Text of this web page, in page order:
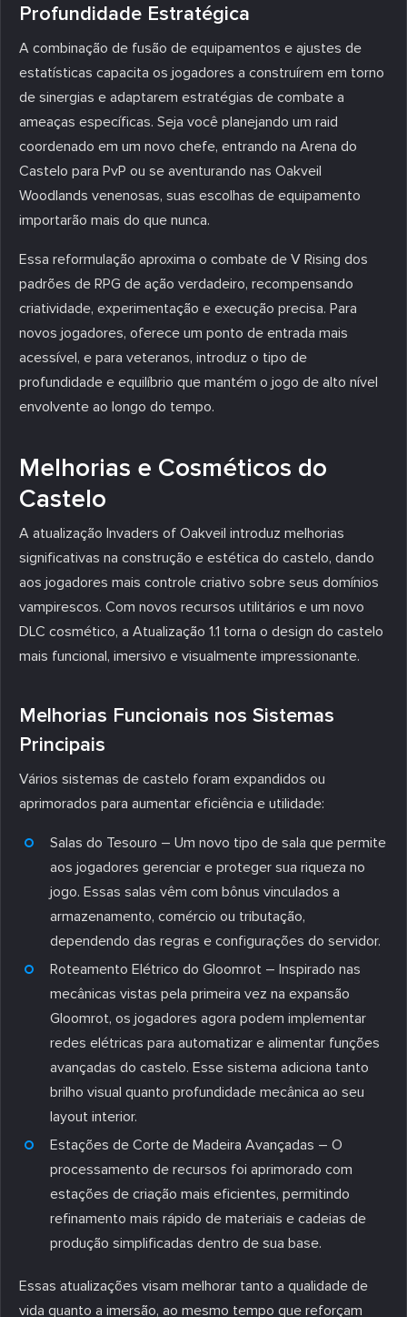
Profundidade Estratégica
A combinação de fusão de equipamentos e ajustes de
estatísticas capacita os jogadores a construírem em torno
de sinergias e adaptarem estratégias de combate a
ameaças específicas. Seja você planejando um raid
coordenado em um novo chefe, entrando na Arena do
Castelo para PvP ou se aventurando nas Oakveil
Woodlands venenosas, suas escolhas de equipamento
importarão mais do que nunca.
Essa reformulação aproxima o combate de V Rising dos
padrões de RPG de ação verdadeiro, recompensando
criatividade, experimentação e execução precisa. Para
novos jogadores, oferece um ponto de entrada mais
acessível, e para veteranos, introduz o tipo de
profundidade e equilíbrio que mantém o jogo de alto nível
envolvente ao longo do tempo.
Melhorias e Cosméticos do
Castelo
A atualização Invaders of Oakveil introduz melhorias
significativas na construção e estética do castelo, dando
aos jogadores mais controle criativo sobre seus domínios
vampirescos. Com novos recursos utilitários e um novo
DLC cosmético, a Atualização 1.1 torna o design do castelo
mais funcional, imersivo e visualmente impressionante.
Melhorias Funcionais nos Sistemas
Principais
Vários sistemas de castelo foram expandidos ou
aprimorados para aumentar eficiência e utilidade:
Salas do Tesouro – Um novo tipo de sala que permite
aos jogadores gerenciar e proteger sua riqueza no
jogo. Essas salas vêm com bônus vinculados a
armazenamento, comércio ou tributação,
dependendo das regras e configurações do servidor.
Roteamento Elétrico do Gloomrot – Inspirado nas
mecânicas vistas pela primeira vez na expansão
Gloomrot, os jogadores agora podem implementar
redes elétricas para automatizar e alimentar funções
avançadas do castelo. Esse sistema adiciona tanto
brilho visual quanto profundidade mecânica ao seu
layout interior.
Estações de Corte de Madeira Avançadas – O
processamento de recursos foi aprimorado com
estações de criação mais eficientes, permitindo
refinamento mais rápido de materiais e cadeias de
produção simplificadas dentro de sua base.
Essas atualizações visam melhorar tanto a qualidade de
vida quanto a imersão, ao mesmo tempo que reforçam